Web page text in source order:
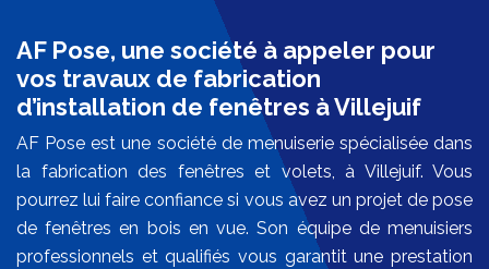
AF Pose, une société à appeler pour
vos travaux de fabrication
d’installation de fenêtres à Villejuif
AF Pose est une société de menuiserie spécialisée dans
la fabrication des fenêtres et volets, à Villejuif. Vous
pourrez lui faire confiance si vous avez un projet de pose
de fenêtres en bois en vue. Son équipe de menuisiers
professionnels et qualifiés vous garantit une prestation